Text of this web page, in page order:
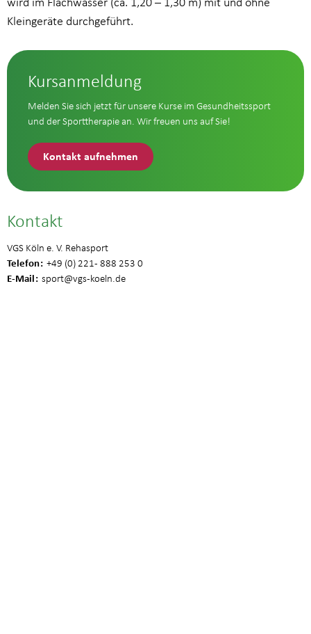
Kleingeräte durchgeführt.
Kursanmeldung
Melden Sie sich jetzt für unsere Kurse im Gesundheitssport
und der Sporttherapie an. Wir freuen uns auf Sie!
Kontakt aufnehmen
Kontakt
VGS Köln e. V. Rehasport
Telefon +49 (0) 221 - 888 253 0
E-Mail sport@vgs-koeln.de